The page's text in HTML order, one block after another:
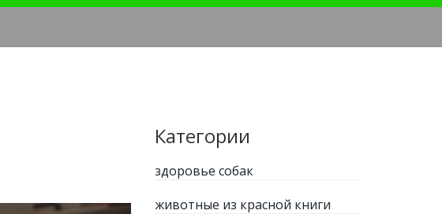
Категории
здоровье собак
животные из красной книги